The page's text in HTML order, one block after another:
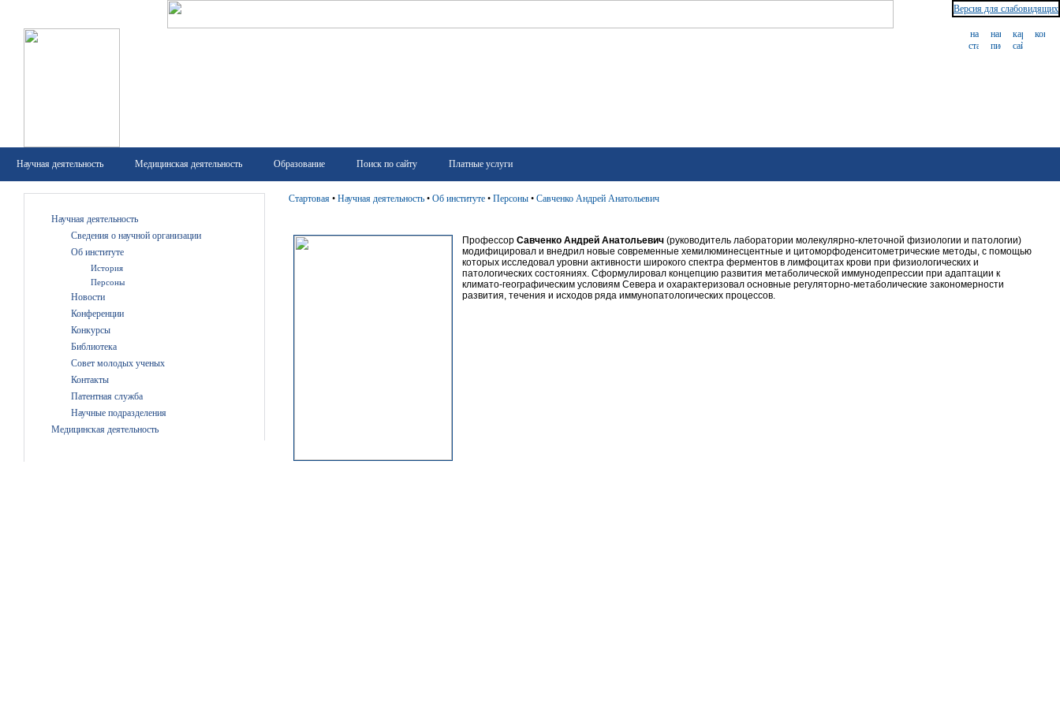
Версия для слабовидящих
Научная деятельность Медицинская деятельность Образование Поиск по сайту Платные услуги
Научная деятельность
Сведения о научной организации
Об институте
История
Персоны
Новости
Конференции
Конкурсы
Библиотека
Совет молодых ученых
Контакты
Патентная служба
Научные подразделения
Медицинская деятельность
Стартовая • Научная деятельность • Об институте • Персоны • Савченко Андрей Анатольевич
Профессор Савченко Андрей Анатольевич (руководитель лаборатории молекулярно-клеточной физиологии и патологии)
модифицировал и внедрил новые современные хемилюминесцентные и цитоморфоденситометрические методы, с помощью
которых исследовал уровни активности широкого спектра ферментов в лимфоцитах крови при физиологических и
патологических состояниях. Сформулировал концепцию развития метаболической иммунодепрессии при адаптации к
климато-географическим условиям Севера и охарактеризовал основные регуляторно-метаболические закономерности
развития, течения и исходов ряда иммунопатологических процессов.